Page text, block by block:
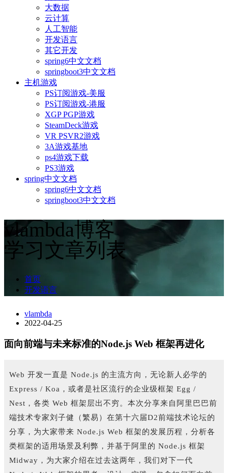
大数据
云计算
人工智能
开发语言
其它开发
spring6中文文档
springboot3中文文档
主机游戏
PS订阅游戏-美服
PS订阅游戏-港服
XGP PGP游戏
SteamDeck游戏
VR PSVR2游戏
3A游戏基地
ps4游戏下载
PS3游戏
spring中文文档
spring6中文文档
springboot3中文文档
vlambda博客
学习文章列表
首页
开发语言
vlambda
2022-04-25
面向前端与未来标准的Node.js Web 框架再进化
Web 开发一直是 Node.js 的主流方向，无论新人必学的
Express / Koa，或者是社区流行的企业级框架 Egg /
Nest，各类 Web 框架层出不穷。本次分享来自阿里巴巴前
端技术专家刘子健（繁易）在第十六届D2前端技术论坛的
分享，为大家带来 Node.js Web 框架的发展历程，分析各
类框架的适用场景及利弊，并基于阿里的 Node.js 框架
Midway，为大家介绍在过去这两年，我们对下一代